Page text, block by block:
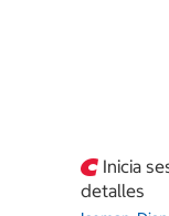
Inicia
detalles